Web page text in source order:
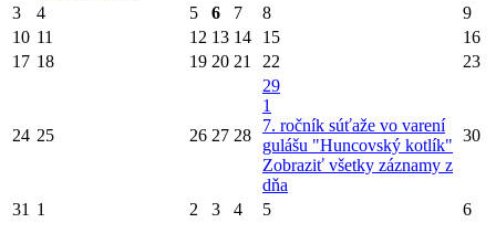
3 4 5 6 7 8
9
10 11 12 13 14 15
16
17 18 19 20 21 22 23
24 25 26 27 28
29
1
7. ročník súťaže vo varení
gulášu "Huncovský kotlík"
Zobraziť všetky záznamy z
dňa
30
31 1 2 3 4 5 6